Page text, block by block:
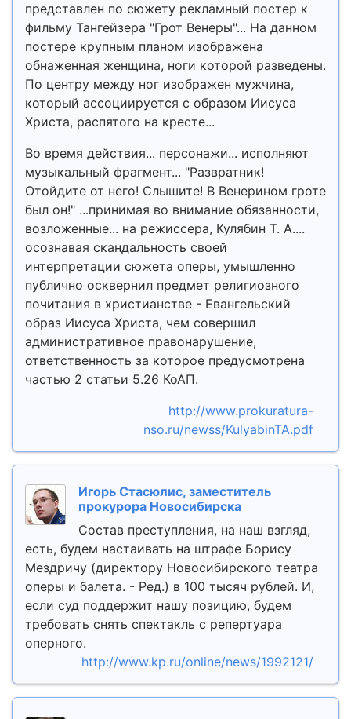
представлен по сюжету рекламный постер к
фильму Тангейзера "Грот Венеры"... На данном
постере крупным планом изображена
обнаженная женщина, ноги которой разведены.
По центру между ног изображен мужчина,
который ассоциируется с образом Иисуса
Христа, распятого на кресте...
Во время действия... персонажи... исполняют
музыкальный фрагмент... "Развратник!
Отойдите от него! Слышите! В Венерином гроте
был он!" ...принимая во внимание обязанности,
возложенные... на режиссера, Кулябин Т. А....
осознавая скандальность своей
интерпретации сюжета оперы, умышленно
публично осквернил предмет религиозного
почитания в христианстве - Евангельский
образ Иисуса Христа, чем совершил
административное правонарушение,
ответственность за которое предусмотрена
частью 2 статьи 5.26 КоАП.
http://www.prokuratura-
nso.ru/newss/KulyabinTA.pdf
Игорь Стасюлис, заместитель
прокурора Новосибирска
Состав преступления, на наш взгляд,
есть, будем настаивать на штрафе Борису
Мездричу (директору Новосибирского театра
оперы и балета. - Ред.) в 100 тысяч рублей. И,
если суд поддержит нашу позицию, будем
требовать снять спектакль с репертуара
оперного.
http://www.kp.ru/online/news/1992121/